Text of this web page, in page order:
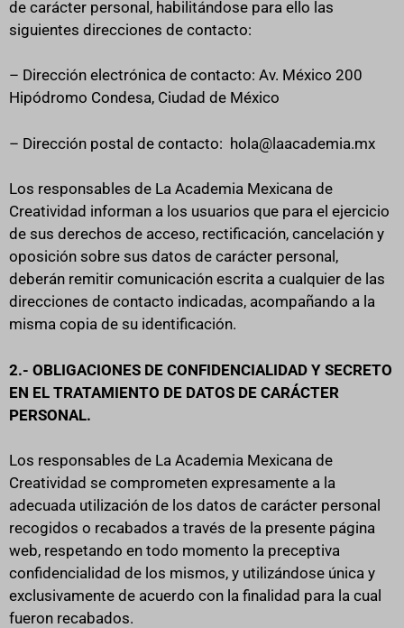
de carácter personal, habilitándose para ello las
siguientes direcciones de contacto:
– Dirección electrónica de contacto: Av. México 200
Hipódromo Condesa, Ciudad de México
– Dirección postal de contacto: hola@laacademia.mx
Los responsables de La Academia Mexicana de
Creatividad informan a los usuarios que para el ejercicio
de sus derechos de acceso, rectificación, cancelación y
oposición sobre sus datos de carácter personal,
deberán remitir comunicación escrita a cualquier de las
direcciones de contacto indicadas, acompañando a la
misma copia de su identificación.
2.- OBLIGACIONES DE CONFIDENCIALIDAD Y SECRETO
EN EL TRATAMIENTO DE DATOS DE CARÁCTER
PERSONAL.
Los responsables de La Academia Mexicana de
Creatividad se comprometen expresamente a la
adecuada utilización de los datos de carácter personal
recogidos o recabados a través de la presente página
web, respetando en todo momento la preceptiva
confidencialidad de los mismos, y utilizándose única y
exclusivamente de acuerdo con la finalidad para la cual
fueron recabados.